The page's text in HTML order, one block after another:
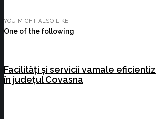
YOU MIGHT ALSO LIKE
One of the following
Facilități și servicii vamale
în județul Covasna